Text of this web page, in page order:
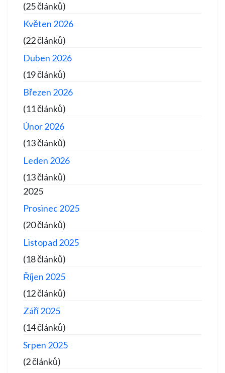
(25 článků)
Květen 2026
(22 článků)
Duben 2026
(19 článků)
Březen 2026
(11 článků)
Únor 2026
(13 článků)
Leden 2026
(13 článků)
2025
Prosinec 2025
(20 článků)
Listopad 2025
(18 článků)
Říjen 2025
(12 článků)
Září 2025
(14 článků)
Srpen 2025
(2 článků)